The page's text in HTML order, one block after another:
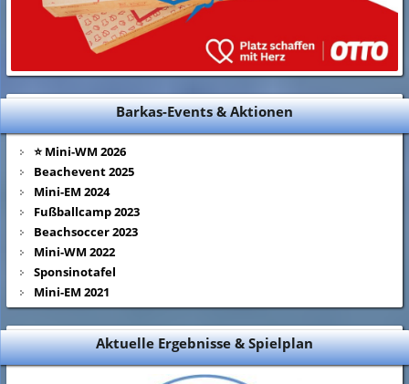
Barkas-Events & Aktionen
⭐ Mini-WM 2026
Beachevent 2025
Mini-EM 2024
Fußballcamp 2023
Beachsoccer 2023
Mini-WM 2022
Sponsinotafel
Mini-EM 2021
Aktuelle Ergebnisse & Spielplan